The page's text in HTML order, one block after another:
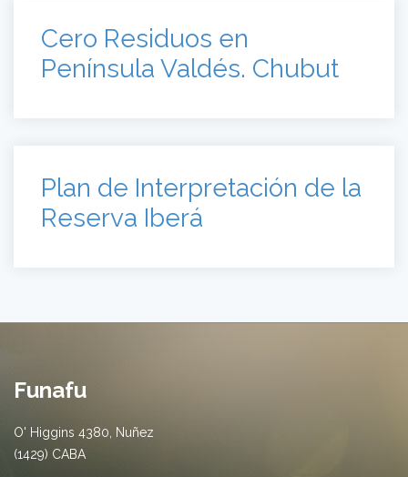
El patrimonio tiene oficio.
Cero Residuos en
Plan de Interpretación de la
Reserva Iberá